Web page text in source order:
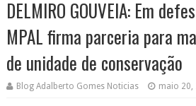
DELMIRO GOUVEIA: Em
MPAL firma parceria para
de unidade de conservação
Blog Adalberto Gomes Noticias maio 20,